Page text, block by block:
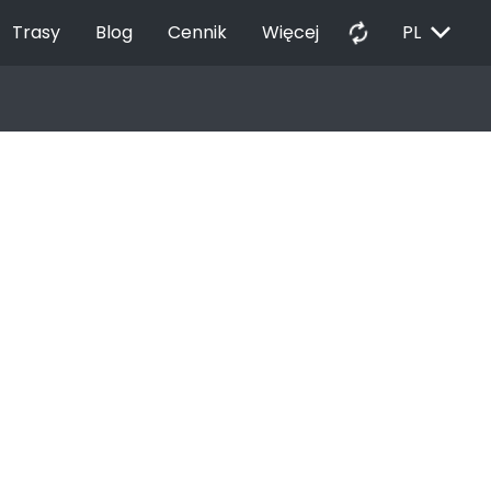
Trasy Blog Cennik Więcej autorenew PL EXPAND_MORE